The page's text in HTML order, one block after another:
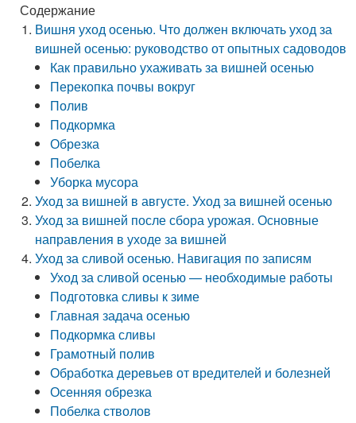
Содержание
Вишня уход осенью. Что должен включать уход за
вишней осенью: руководство от опытных садоводов
Как правильно ухаживать за вишней осенью
Перекопка почвы вокруг
Полив
Подкормка
Обрезка
Побелка
Уборка мусора
Уход за вишней в августе. Уход за вишней осенью
Уход за вишней после сбора урожая. Основные
направления в уходе за вишней
Уход за сливой осенью. Навигация по записям
Уход за сливой осенью — необходимые работы
Подготовка сливы к зиме
Главная задача осенью
Подкормка сливы
Грамотный полив
Обработка деревьев от вредителей и болезней
Осенняя обрезка
Побелка стволов